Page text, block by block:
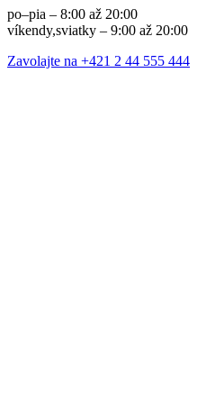
po–pia – 8:00 až 20:00
víkendy,sviatky – 9:00 až 20:00
Zavolajte na +421 2 44 555 444